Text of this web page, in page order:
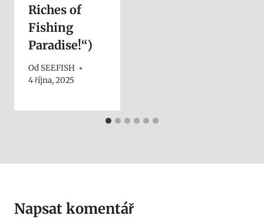
Riches of
Fishing
Paradise!“)
Od SEEFISH
4 října, 2025
Napsat komentář